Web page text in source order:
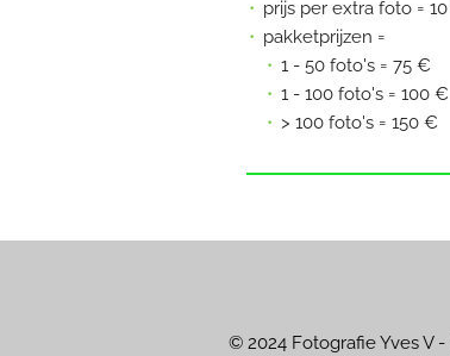
prijs per extra foto =
pakketprijzen =
1 - 50 foto's = 75 €
1 - 100 foto's = 100 €
> 100 foto's = 150 €
© 2024 Fotografie Yves V